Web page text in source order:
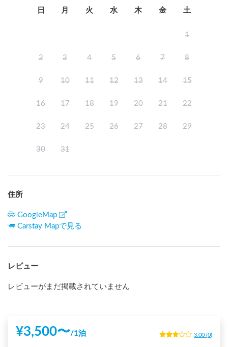
日 月 火 水 木 金 土
1
2 3 4 5 6 7 8
9 10 11 12 13 14 15
16 17 18 19 20 21 22
23 24 25 26 27 28 29
30 31
住所
GoogleMap
Carstay Mapで見る
レビュー
レビューがまだ掲載されていません
¥3,500〜/1泊 3.00 (0)